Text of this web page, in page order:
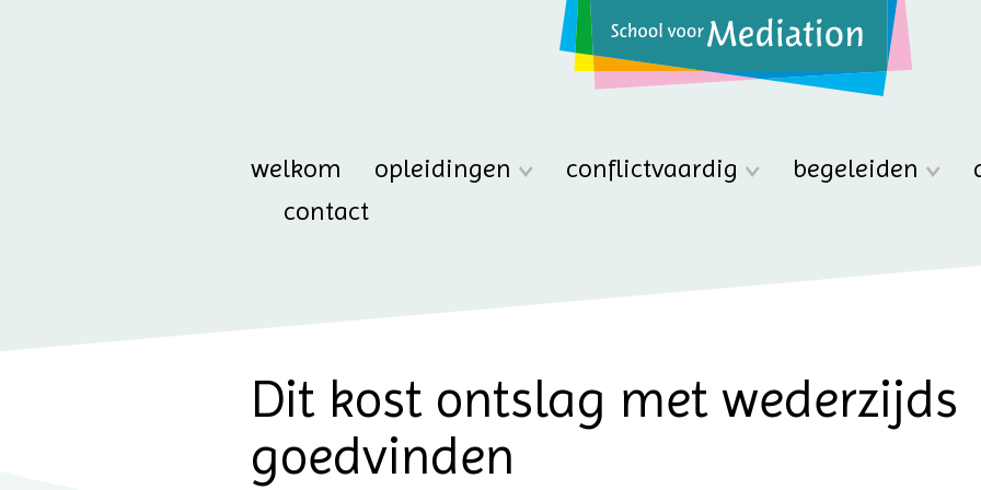
welkom opleidingen conflictvaardig begeleiden
contact
Dit kost ontslag met wederzijds
goedvinden